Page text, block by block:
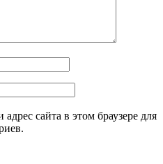
сайта в этом браузере для